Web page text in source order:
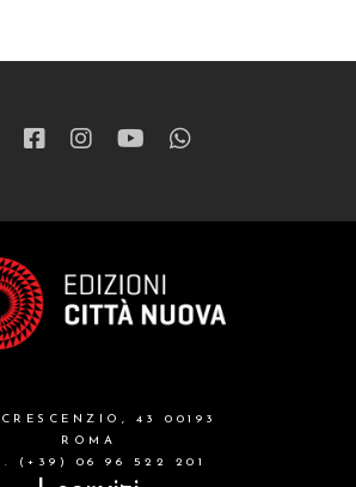
43 00193
ROMA
(+39) 06 96 522 201